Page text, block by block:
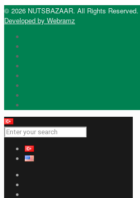
© 2026 NUTSBAZAAR. All Rights Reserved.
Developed by Webramz